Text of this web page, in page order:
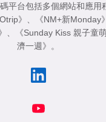
平台包括多個網站和應用
》 《NM+新Monday》
《Sunday Kiss 親子童萌
濟一週》
。